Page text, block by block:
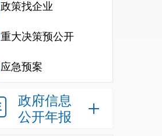
政策找企业
重大决策预公开
应急预案
政府信息
公开年报